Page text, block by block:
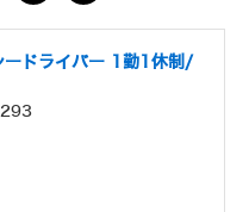
ードライバー 1勤1休制/